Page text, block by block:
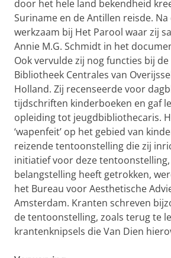
door het hele land bekendheid
Suriname en de Antillen reisde.
werkzaam bij Het Parool waar zij
Annie M.G. Schmidt in het
Ook vervulde zij nog functies bij
Bibliotheek Centrales van
Holland. Zij recenseerde voor
tijdschriften kinderboeken en gaf
opleiding tot jeugdbibliothecaris.
‘wapenfeit’ op het gebied van
reizende tentoonstelling die zij
initiatief voor deze tentoonstelling,
belangstelling heeft getrokken,
het Bureau voor Aesthetische
Amsterdam. Kranten schreven
de tentoonstelling, zoals terug te
krantenknipsels die Van Dien